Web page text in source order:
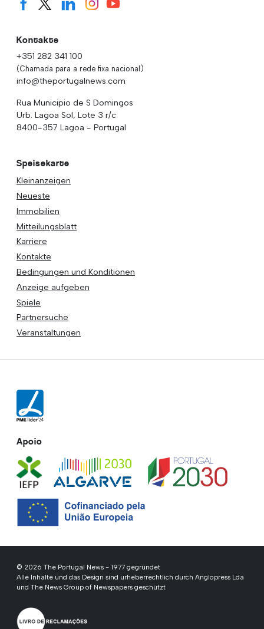
Kontakte
+351 282 341 100
(Chamada para a rede fixa nacional)
info@theportugalnews.com
Rua Municipio de S Domingos
Urb. Lagoa Sol, Lote 3 r/c
8400-357 Lagoa - Portugal
Speisekarte
Kleinanzeigen
Neueste
Immobilien
Mitteilungsblatt
Karriere
Kontakte
Bedingungen und Konditionen
Anzeige aufgeben
Spiele
Partnersuche
Veranstaltungen
Apoio
© 2026 The Portugal News - 1977 gegründet
Alle Inhalte und das Design sind urheberrechtlich durch Anglopress Lda
und The News Group of Newspapers geschützt